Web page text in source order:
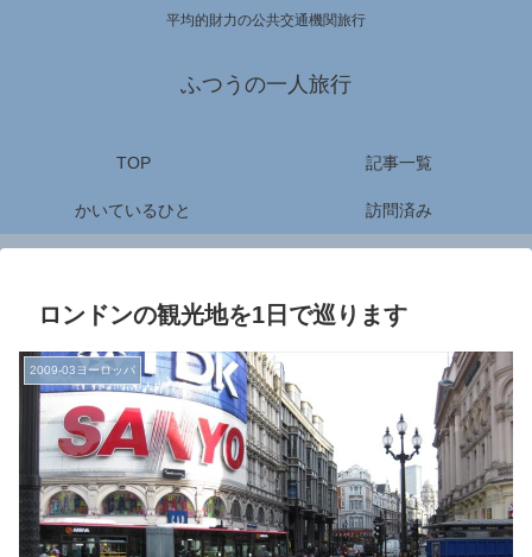
平均的財力の公共交通機関旅行
ふつうの一人旅行
TOP 記事一覧
かいているひと 訪問済み
ロンドンの観光地を1日で巡ります
2009-03ヨーロッパ